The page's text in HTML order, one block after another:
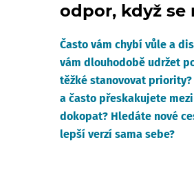
odpor, když se
Často vám chybí vůle a
vám dlouhodobě udržet
těžké stanovovat
a často přeskakujete
dokopat? Hledáte nové
lepší verzí sama sebe?